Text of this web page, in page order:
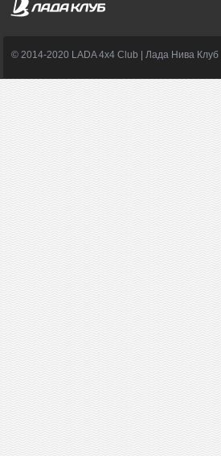
© 2014-2020 LADA 4x4 Club | Лада Нива Клуб |